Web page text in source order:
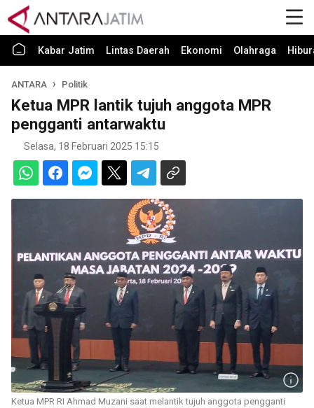
Kabar Jatim Lintas Daerah Ekonomi Olahraga
ANTARA Politik
Ketua MPR lantik tujuh anggota MPR
pengganti antarwaktu
Selasa, 18 Februari 2025 15:15
Ketua MPR RI Ahmad Muzani saat melantik tujuh anggota pengganti